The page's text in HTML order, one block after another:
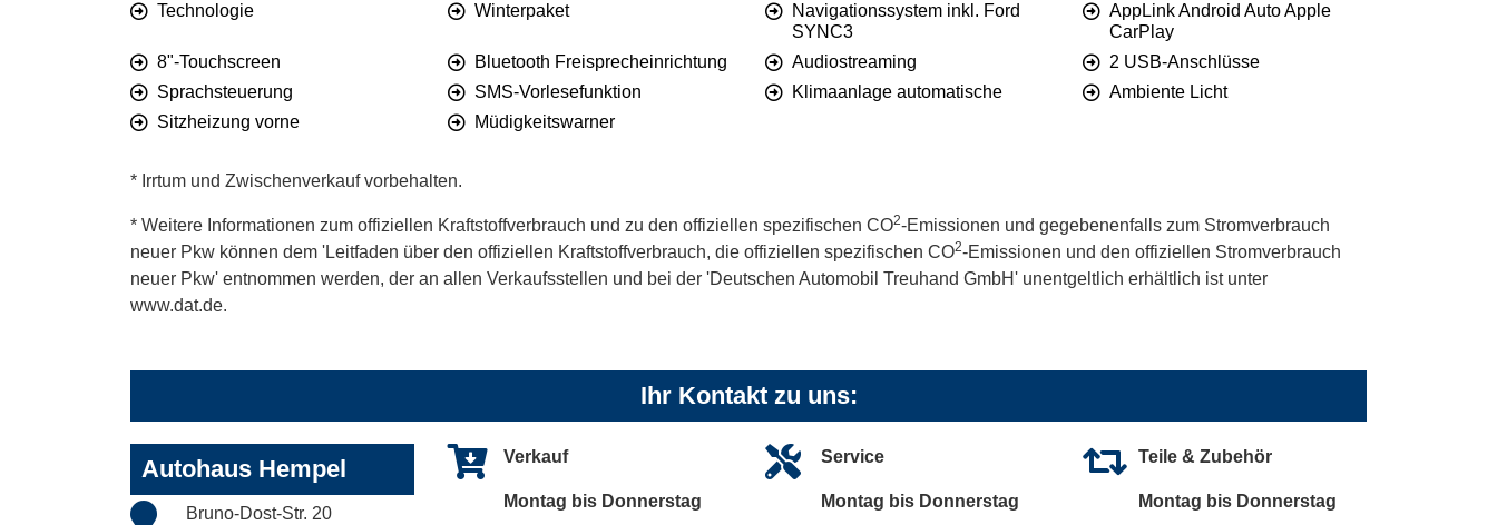
Technologie
Winterpaket
Navigationssystem inkl. Ford
SYNC3
AppLink Android Auto Apple
CarPlay
8"-Touchscreen
Bluetooth Freisprecheinrichtung Audiostreaming
2 USB-Anschlüsse
Sprachsteuerung
SMS-Vorlesefunktion Klimaanlage automatische
Ambiente Licht
Sitzheizung vorne
Müdigkeitswarner
* Irrtum und Zwischenverkauf vorbehalten.
* Weitere Informationen zum offiziellen Kraftstoffverbrauch und zu den offiziellen spezifischen CO2-Emissionen und gegebenenfalls zum Stromverbrauch
neuer Pkw können dem 'Leitfaden über den offiziellen Kraftstoffverbrauch, die offiziellen spezifischen CO2-Emissionen und den offiziellen Stromverbrauch
neuer Pkw' entnommen werden, der an allen Verkaufsstellen und bei der 'Deutschen Automobil Treuhand GmbH' unentgeltlich erhältlich ist unter
www.dat.de.
Ihr Kontakt zu uns:
Autohaus Hempel
Bruno-Dost-Str. 20
Verkauf
Montag bis Donnerstag
Service
Montag bis Donnerstag
Teile & Zubehör
Montag bis Donnerstag